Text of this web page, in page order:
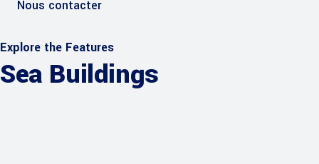
Nous contacter
Explore the Features
Sea Buildings